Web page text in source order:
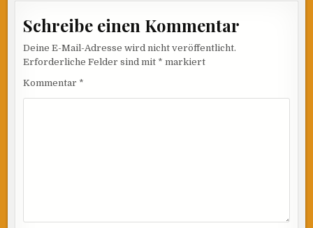
Schreibe einen Kommentar
Deine E-Mail-Adresse wird nicht veröffentlicht.
Erforderliche Felder sind mit * markiert
Kommentar *